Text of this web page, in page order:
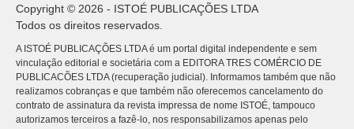
Copyright © 2026 - ISTOÉ PUBLICAÇÕES LTDA
Todos os direitos reservados.
A ISTOÉ PUBLICAÇÕES LTDA é um portal digital independente e sem
vinculação editorial e societária com a EDITORA TRES COMÉRCIO DE
PUBLICACÕES LTDA (recuperação judicial). Informamos também que não
realizamos cobranças e que também não oferecemos cancelamento do
contrato de assinatura da revista impressa de nome ISTOÉ, tampouco
autorizamos terceiros a fazê-lo, nos responsabilizamos apenas pelo